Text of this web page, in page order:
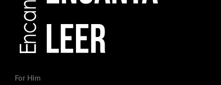
For Him